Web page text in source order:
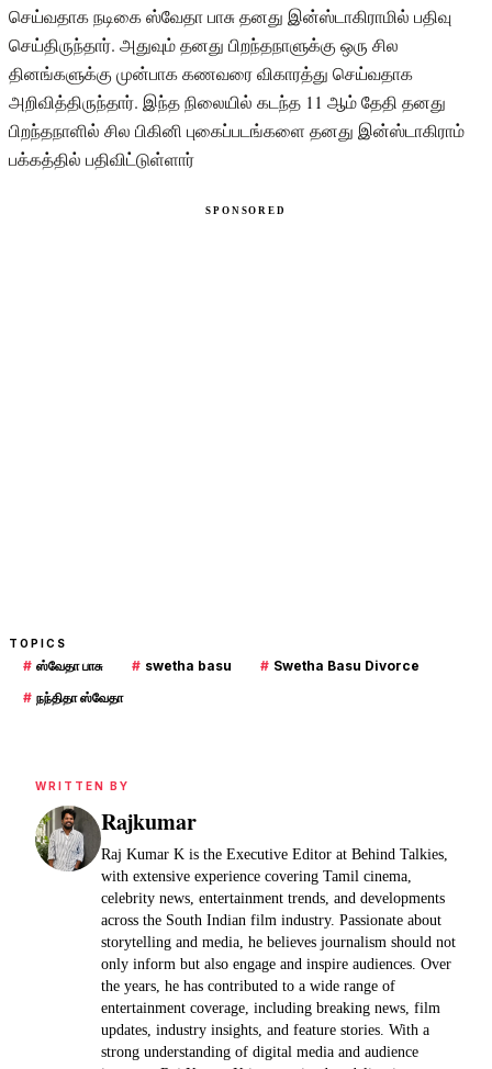
செய்வதாக நடிகை ஸ்வேதா பாசு தனது இன்ஸ்டாகிராமில் பதிவு
செய்திருந்தார். அதுவும் தனது பிறந்தநாளுக்கு ஒரு சில
தினங்களுக்கு முன்பாக கணவரை விகாரத்து செய்வதாக
அறிவித்திருந்தார். இந்த நிலையில் கடந்த 11 ஆம் தேதி தனது
பிறந்தநாளில் சில பிகினி புகைப்படங்களை தனது இன்ஸ்டாகிராம்
பக்கத்தில் பதிவிட்டுள்ளார்
TOPICS
# ஸ்வேதா பாசு # swetha basu # Swetha Basu Divorce
# நந்திதா ஸ்வேதா
WRITTEN BY
Rajkumar
Raj Kumar K is the Executive Editor at Behind Talkies,
with extensive experience covering Tamil cinema,
celebrity news, entertainment trends, and developments
across the South Indian film industry. Passionate about
storytelling and media, he believes journalism should not
only inform but also engage and inspire audiences. Over
the years, he has contributed to a wide range of
entertainment coverage, including breaking news, film
updates, industry insights, and feature stories. With a
strong understanding of digital media and audience